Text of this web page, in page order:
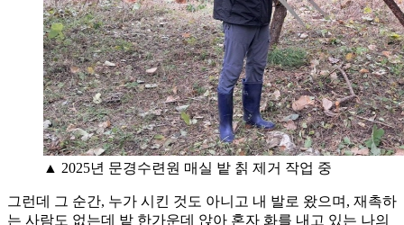
▲ 2025년 문경수련원 매실 밭 칡 제거 작업 중
그런데 그 순간, 누가 시킨 것도 아니고 내 발로 왔으며, 재촉하
는 사람도 없는데 밭 한가운데 앉아 혼자 화를 내고 있는 나의